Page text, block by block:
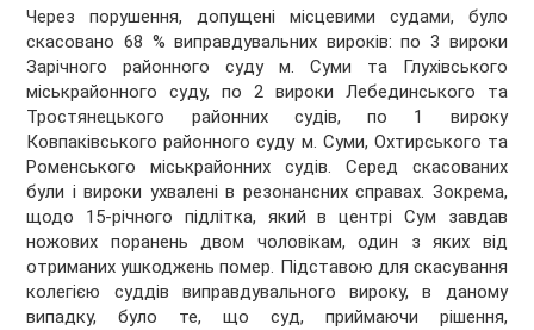
Через порушення, допущені місцевими судами, було
скасовано 68 % виправдувальних вироків: по 3 вироки
Зарічного районного суду м. Суми та Глухівського
міськрайонного суду, по 2 вироки Лебединського та
Тростянецького районних судів, по 1 вироку
Ковпаківського районного суду м. Суми, Охтирського та
Роменського міськрайонних судів. Серед скасованих
були і вироки ухвалені в резонансних справах. Зокрема,
щодо 15-річного підлітка, який в центрі Сум завдав
ножових поранень двом чоловікам, один з яких від
отриманих ушкоджень помер. Підставою для скасування
колегією суддів виправдувального вироку, в даному
випадку, було те, що суд, приймаючи рішення,